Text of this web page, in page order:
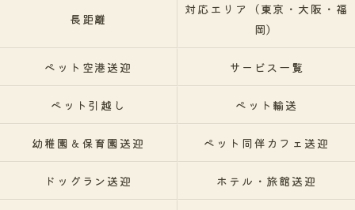
長距離
対応エリア（東京・大阪・福
岡）
ペット空港送迎 サービス一覧
ペット引越し ペット輸送
幼稚園＆保育園送迎 ペット同伴カフェ送迎
ドッグラン送迎 ホテル・旅館送迎